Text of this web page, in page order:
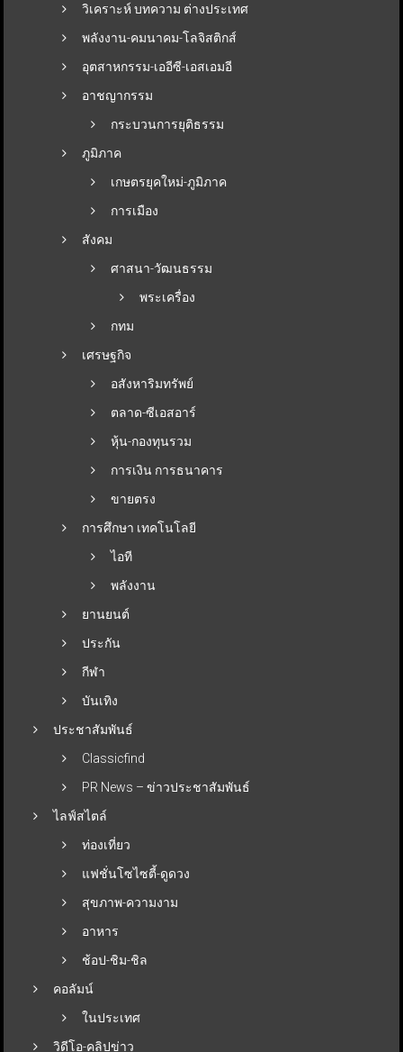
วิเคราะห์ บทความ ต่างประเทศ
พลังงาน-คมนาคม-โลจิสติกส์
อุตสาหกรรม-เออีซี-เอสเอมอี
อาชญากรรม
กระบวนการยุติธรรม
ภูมิภาค
เกษตรยุคใหม่-ภูมิภาค
การเมือง
สังคม
ศาสนา-วัฒนธรรม
พระเครื่อง
กทม
เศรษฐกิจ
อสังหาริมทรัพย์
ตลาด-ซีเอสอาร์
หุ้น-กองทุนรวม
การเงิน การธนาคาร
ขายตรง
การศึกษา เทคโนโลยี
ไอที
พลังงาน
ยานยนต์
ประกัน
กีฬา
บันเทิง
ประชาสัมพันธ์
Classicfind
PR News – ข่าวประชาสัมพันธ์
ไลฟ์สไตล์
ท่องเที่ยว
แฟชั่นโซไซตี้-ดูดวง
สุขภาพ-ความงาม
อาหาร
ช้อป-ชิม-ชิล
คอลัมน์
ในประเทศ
วิดีโอ-คลิปข่าว